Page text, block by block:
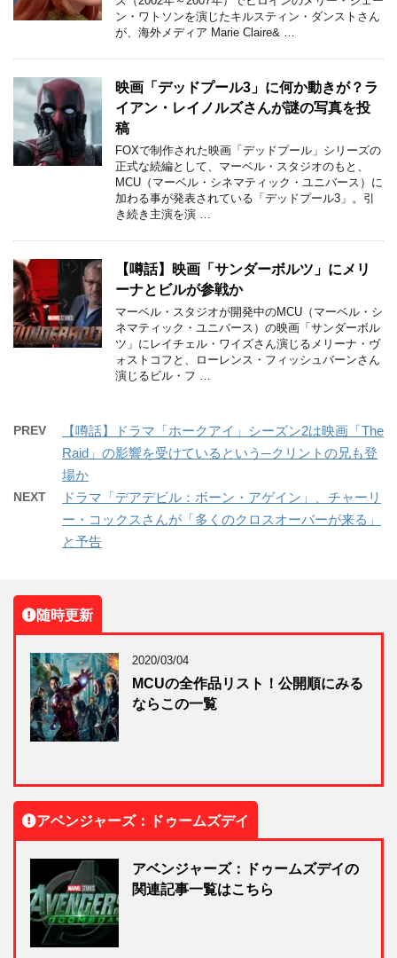
ン・ワトソンを演じたキルスティン・ダンストさん
が、海外メディア Marie Claire& …
映画「デッドプール3」に何か動きが？ラ
イアン・レイノルズさんが謎の写真を投
稿
FOXで制作された映画「デッドプール」シリーズの
正式な続編として、マーベル・スタジオのもと、
MCU（マーベル・シネマティック・ユニバース）に
加わる事が発表されている「デッドプール3」。引
き続き主演を演 …
【噂話】映画「サンダーボルツ」にメリ
ーナとビルが参戦か
マーベル・スタジオが開発中のMCU（マーベル・シ
ネマティック・ユニバース）の映画「サンダーボル
ツ」にレイチェル・ワイズさん演じるメリーナ・ヴ
ォストコフと、ローレンス・フィッシュバーンさん
演じるビル・フ …
PREV
【噂話】ドラマ「ホークアイ」シーズン2は映画「The
Raid」の影響を受けているという─クリントの兄も登
場か
NEXT
ドラマ「デアデビル：ボーン・アゲイン」、チャーリ
ー・コックスさんが「多くのクロスオーバーが来る」
と予告
随時更新
2020/03/04
MCUの全作品リスト！公開順にみる
ならこの一覧
アベンジャーズ：ドゥームズデイ
アベンジャーズ：ドゥームズデイの
関連記事一覧はこちら